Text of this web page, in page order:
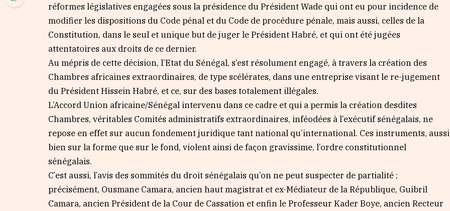
réformes législatives engagées sous la présidence du Président Wade qui ont eu pour incidence de
modifier les dispositions du Code pénal et du Code de procédure pénale, mais aussi, celles de la
Constitution, dans le seul et unique but de juger le Président Habré, et qui ont été jugées
attentatoires aux droits de ce dernier.
Au mépris de cette décision, l’Etat du Sénégal, s’est résolument engagé, à travers la création des
Chambres africaines extraordinaires, de type scélérates, dans une entreprise visant le re-jugement
du Président Hissein Habré, et ce, sur des bases totalement illégales.
L’Accord Union africaine/Sénégal intervenu dans ce cadre et qui a permis la création desdites
Chambres, véritables Comités administratifs extraordinaires, inféodées à l’exécutif sénégalais, ne
repose en effet sur aucun fondement juridique tant national qu’international. Ces instruments, aussi
bien sur la forme que sur le fond, violent ainsi de façon gravissime, l’ordre constitutionnel
sénégalais.
C’est aussi, l’avis des sommités du droit sénégalais qu’on ne peut suspecter de partialité ;
précisément, Ousmane Camara, ancien haut magistrat et ex-Médiateur de la République, Guibril
Camara, ancien Président de la Cour de Cassation et enfin le Professeur Kader Boye, ancien Recteur